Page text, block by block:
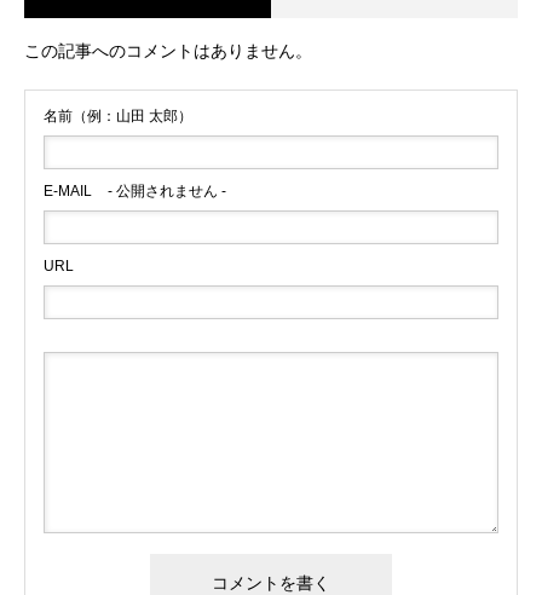
この記事へのコメントはありません。
名前（例：山田 太郎）
E-MAIL - 公開されません -
URL